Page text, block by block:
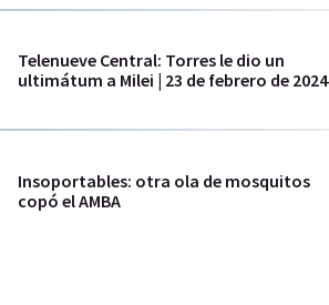
Telenueve Central: Torres le dio un
ultimátum a Milei | 23 de febrero de 2024
Insoportables: otra ola de mosquitos
copó el AMBA